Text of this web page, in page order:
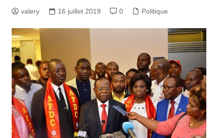
valery 16 juillet 2019 0 Politique